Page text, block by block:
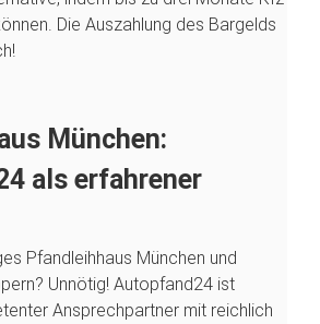
Die Auszahlung des Bargelds
München:
als erfahrener
Pfandleihhaus München und
Unnötig! Autopfand24 ist
Ansprechpartner mit reichlich